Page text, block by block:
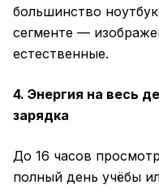
большинство
сегменте —
естественные.
4. Энергия на весь
зарядка
До 16 часов
полный день учёбы